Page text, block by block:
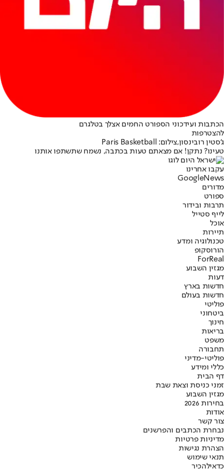
הכתבות ועידכוני הספורט החמים אצלך בטלגרם
להצטרפות
ג'סטין רובינסון,צילום: Paris Basketball
טעינו? נתקן! אם מצאתם טעות בכתבה, נשמח שתשתפו אותנו
עקבו אחרינו
Googl eNews
מדורים
ספורט
תרבות ובידור
לייף סטייל
אוכל
תיירות
טכנולוגיה ומדע
הורוסקופ
ForReal
מגזין השבוע
דעות
חדשות בארץ
חדשות בעולם
פוליטי
ביטחוני
חינוך
בריאות
משפט
תחבורה
פוליטי-מדיני
כללי ומידע
דף הבית
זמני כניסת וצאת שבת
מגזין השבוע
בחירות 2026
אודות
צור קשר
נבחרת הכתבים והפרשנים
מדיניות פרטיות
הצהרת נגישות
תנאי שימוש
כדאילהכיר